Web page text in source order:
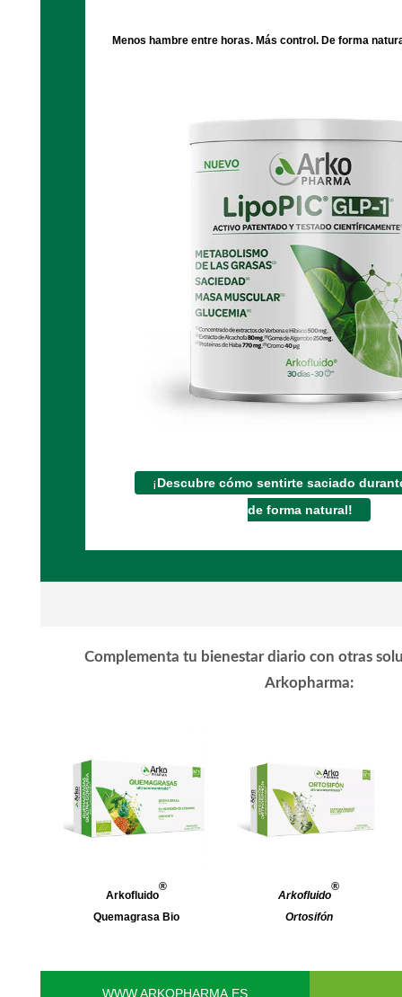
Menos hambre entre horas. Más control. De forma
¡Descubre cómo sentirte saciado
de forma natural!
Complementa tu bienestar diario con otras
Arkopharma:
Arkofluido
®
Quemagrasa Bio
Arkofluido
®
Ortosifón
WWW.ARKOPHARMA.ES